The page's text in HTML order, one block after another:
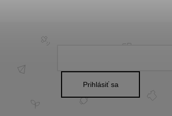
Prihlásiť sa